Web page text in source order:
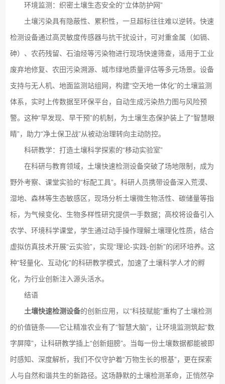
环境监测：织密土壤生态安全的“立体防护网”
土壤污染具有隐蔽性、累积性，一旦超标往往难以逆转。快速
检测设备通过高灵敏度传感器与抗干扰设计，可对重金属（如镉、
砷）、农药残留、石油烃等污染物进行现场快速筛查，适用于工业
废弃地修复、农田污染溯源、城市绿地质量评估等多元场景。设备
支持与无人机、地面监测站组网，构建“空天地一体化”的土壤监测
体系，实时上传数据至环保平台，自动生成污染热力图与风险预
警。这种“早发现、早干预”的机制，为土壤生态保护装上了“智慧眼
睛”，助力“净土保卫战”从被动治理转向主动防控。
科研教学：打造土壤科学探索的“移动实验室”
在科研与教育领域，土壤快速检测设备突破了场地限制，成为
野外考察、课堂实验的“标配工具”。科研人员携带设备深入荒漠、
湿地、森林等生态敏感区，现场分析土壤微生物活性、碳储量等指
标，为气候变化、生物多样性研究提供一手数据；高校将设备引入
农学、环境科学课堂，学生通过动手操作理解土壤理化性质，结合
虚拟仿真技术开展“云实验”，实现“理论-实践-创新”的闭环培养。这
种“轻量化、互动化”的科研教学模式，加速了土壤科学人才的孵
化，为行业创新注入源头活水。
结语
土壤快速检测设备的创新应用，以“科技赋能”重构了土壤检测
的价值链条——它让精准农业有了“智慧大脑”，让环境监测筑起“数
字屏障”，让科研教学插上“创新翅膀”。当每一份土壤数据都能被即
时感知、深度解析，我们不仅守护着“万物生长的根基”，更在探索
人与自然和谐共生的新路径。这场静默的土壤检测革命，正悄然孕